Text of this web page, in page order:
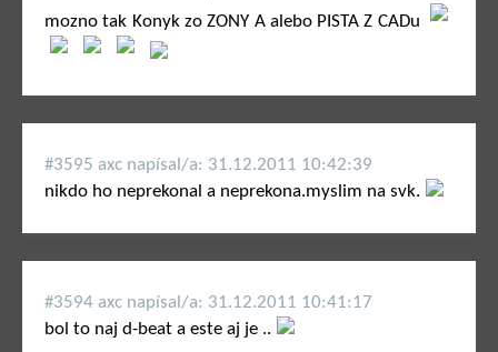
mozno tak Konyk zo ZONY A alebo PISTA Z CADu
#3595 axc napí­sal/a: 31.12.2011 10:42:39
nikdo ho neprekonal a neprekona.myslim na svk.
#3594 axc napí­sal/a: 31.12.2011 10:41:17
bol to naj d-beat a este aj je ..